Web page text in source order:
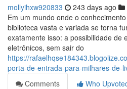
mollyihxw920833 243 days ago
Em um mundo onde o
biblioteca vasta e variada se torna
exatamente isso: a possibilidade de
eletrônicos, sem sair do
https://
porta-de-entrada-para-milhares-de-
Comments
Who